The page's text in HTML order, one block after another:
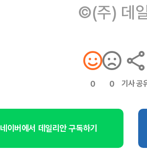
©(주) 데
0 0 기사 공
네이버에서 데일리안 구독하기